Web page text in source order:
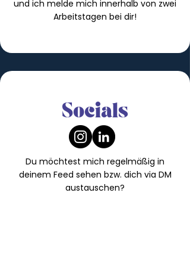
und ich melde mich innerhalb von zwei
Arbeitstagen bei dir!
Socials
Du möchtest mich regelmäßig in
deinem Feed sehen bzw. dich via DM
austauschen?